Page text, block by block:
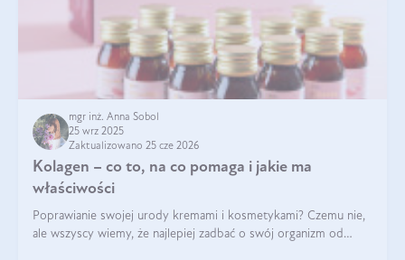
mgr inż. Anna Sobol
25 wrz 2025
Zaktualizowano 25 cze 2026
Kolagen – co to, na co pomaga i jakie ma
właściwości
Poprawianie swojej urody kremami i kosmetykami? Czemu nie,
ale wszyscy wiemy, że najlepiej zadbać o swój organizm od